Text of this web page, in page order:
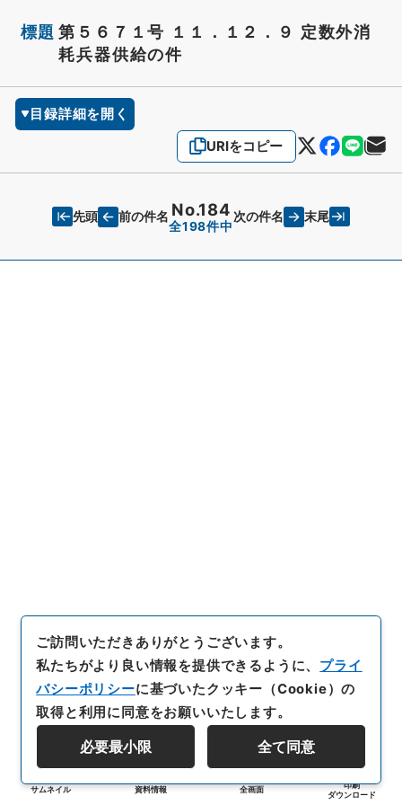
標題 第５６７１号 １１．１２．９ 定数外消
耗兵器供給の件
目録詳細を開く
URIをコピー
先頭 前の件名 No.184
全198件中
次の件名 末尾
サムネイル 資料情報 全画面
印刷
ダウンロード
ご訪問いただきありがとうございます。
私たちがより良い情報を提供できるように、 プライ
バシーポリシーに基づいたクッキー（Cookie）の
取得と利用に同意をお願いいたします。
必要最小限 全て同意